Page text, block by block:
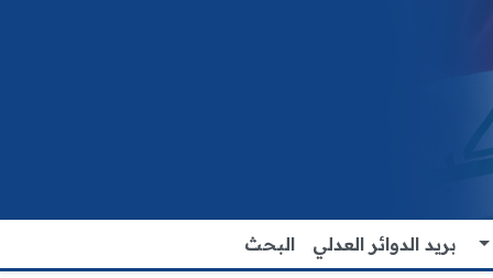
بريد الدوائر العدلي البحث